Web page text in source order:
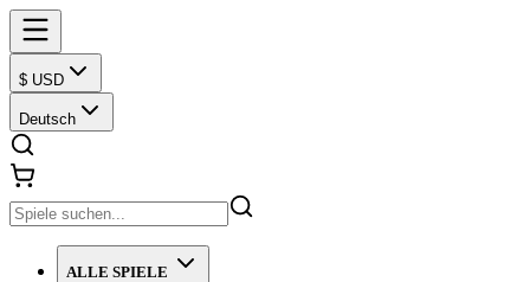
$ USD
Deutsch
ALLE SPIELE